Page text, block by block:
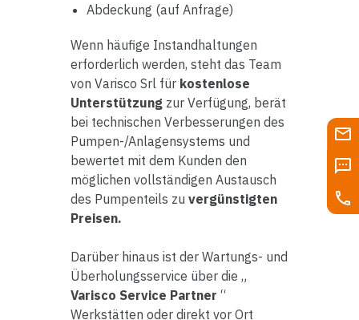
Abdeckung (auf Anfrage)
Wenn häufige Instandhaltungen
erforderlich werden, steht das Team
von Varisco Srl für kostenlose
Unterstützung zur Verfügung, berät
bei technischen Verbesserungen des
Pumpen-/Anlagensystems und
bewertet mit dem Kunden den
möglichen vollständigen Austausch
des Pumpenteils zu vergünstigten
Preisen.
Darüber hinaus ist der Wartungs- und
Überholungsservice über die „
Varisco Service Partner “
Werkstätten oder direkt vor Ort